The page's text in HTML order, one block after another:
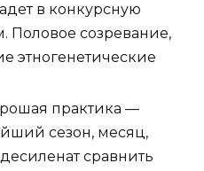
в конкурсную
Половое созревание,
этногенетические
практика —
сезон, месяц,
сравнить